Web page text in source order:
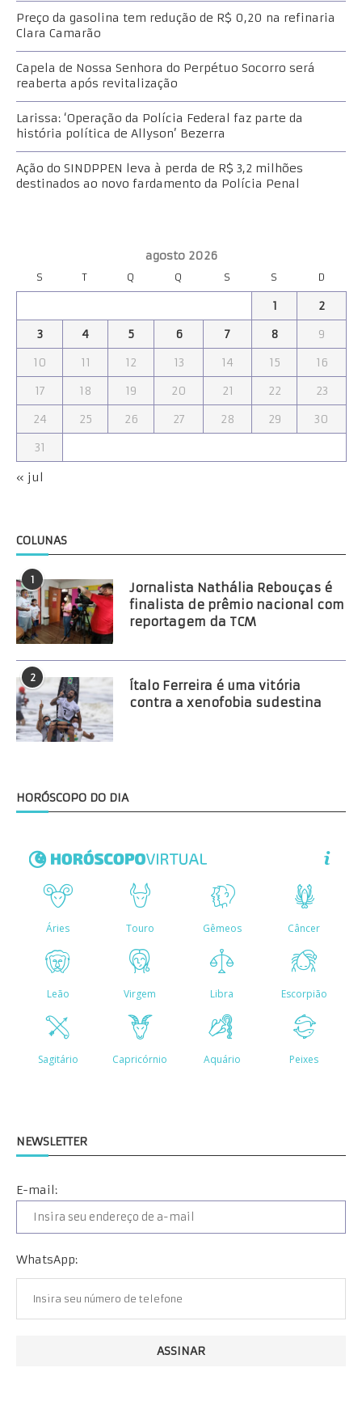
Preço da gasolina tem redução de R$ 0,20 na refinaria
Clara Camarão
Capela de Nossa Senhora do Perpétuo Socorro será
reaberta após revitalização
Larissa: ‘Operação da Polícia Federal faz parte da
história política de Allyson’ Bezerra
Ação do SINDPPEN leva à perda de R$ 3,2 milhões
destinados ao novo fardamento da Polícia Penal
agosto 2026
S T Q Q S S D
1
2
3
4 5 6 7 8
9
10
11 12 13 14 15
16
17
18 19 20 21 22
23
24
25 26 27 28 29
30
31
« jul
COLUNAS
1
Jornalista Nathália Rebouças é
finalista de prêmio nacional com
reportagem da TCM
2
Ítalo Ferreira é uma vitória
contra a xenofobia sudestina
HORÓSCOPO DO DIA
NEWSLETTER
E-mail:
WhatsApp: